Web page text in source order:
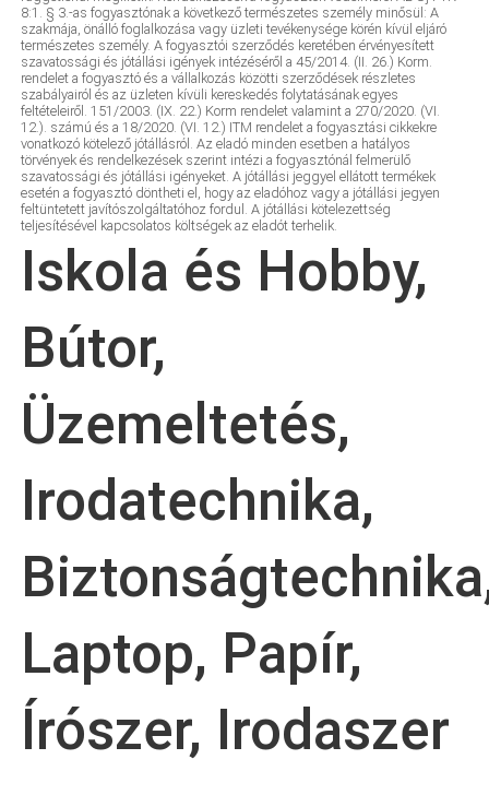
8:1. § 3.-as fogyasztónak a következő természetes személy minősül: A
szakmája, önálló foglalkozása vagy üzleti tevékenysége körén kívül eljáró
természetes személy. A fogyasztói szerződés keretében érvényesített
szavatossági és jótállási igények intézéséről a 45/2014. (II. 26.) Korm.
rendelet a fogyasztó és a vállalkozás közötti szerződések részletes
szabályairól és az üzleten kívüli kereskedés folytatásának egyes
feltételeiről. 151/2003. (IX. 22.) Korm rendelet valamint a 270/2020. (VI.
12.). számú és a 18/2020. (VI. 12.) ITM rendelet a fogyasztási cikkekre
vonatkozó kötelező jótállásról. Az eladó minden esetben a hatályos
törvények és rendelkezések szerint intézi a fogyasztónál felmerülő
szavatossági és jótállási igényeket. A jótállási jeggyel ellátott termékek
esetén a fogyasztó döntheti el, hogy az eladóhoz vagy a jótállási jegyen
feltüntetett javítószolgáltatóhoz fordul. A jótállási kötelezettség
teljesítésével kapcsolatos költségek az eladót terhelik.
Iskola és Hobby,
Bútor,
Üzemeltetés,
Irodatechnika,
Laptop, Papír,
Írószer, Irodaszer